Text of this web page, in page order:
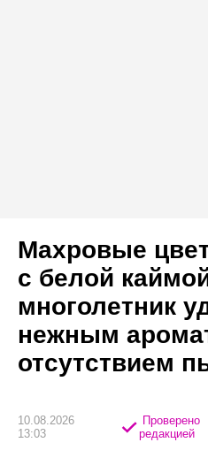
Махровые
с белой
многолетник
нежным
отсутствием
10.08.2026
13:03
Проверено
редакцией